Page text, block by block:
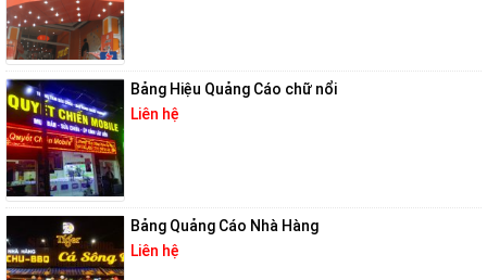
Bảng Hiệu Quảng Cáo chữ nổi
Liên hệ
Bảng Quảng Cáo Nhà Hàng
Liên hệ